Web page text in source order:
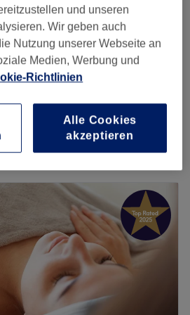
Spare bis zu 20%
ab 20 €
Spare bis zu 20%
Spare bis zu 20%
10:00–19:00
10:00
19:00
10:00–19:00
10:00–19:00
10:00 – 19:00
10:00
19:00
Geschlossen
Add Beauty in Frankfurt, im
und unseren
Wir geben auch
Nutzung unserer Webseite an
Medien, Werbung und
Richtlinien
Alle Cookies
akzeptieren